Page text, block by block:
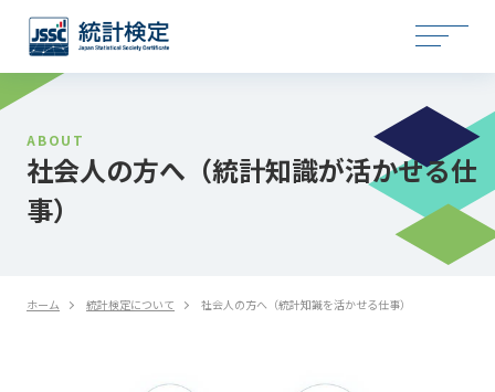
ABOUT
社会人の方へ（統計知識が活かせる仕
事）
ホーム 統計検定について 社会人の方へ（統計知識を活かせる仕事）